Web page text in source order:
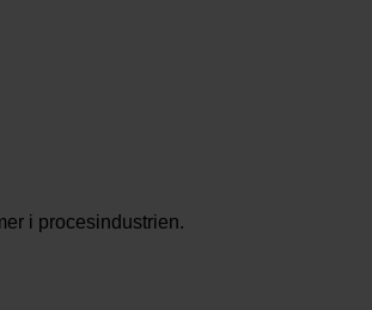
i procesindustrien.